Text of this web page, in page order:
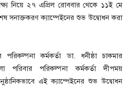
নিয়ে ২৭ এপ্রিল রোববার থেকে ১১ই মে
সনাক্তকরণ ক্যাম্পেইনের শুভ উদ্বোধন করা
কর্মকর্তা ডা. ধনীষ্ঠা চাকমার
পরিবার পরিকল্পনা কর্মকর্তা দীপময়
এই ক্যাম্পেইনের শুভ উদ্বোধন